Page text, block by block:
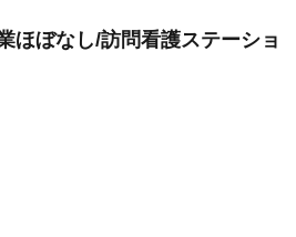
ほぼなし/訪問看護ステーショ